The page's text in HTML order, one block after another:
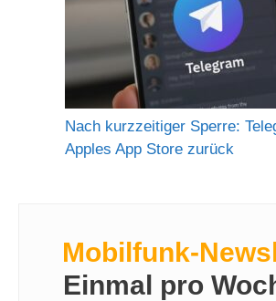
Nach kurzzeitiger Sperre:
Apples App Store zurück
Mobilfunk-
Einmal pro